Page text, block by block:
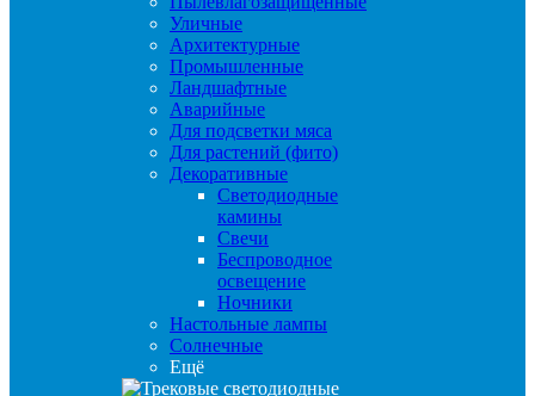
Уличные
Архитектурные
Промышленные
Ландшафтные
Аварийные
Для подсветки мяса
Для растений (фито)
Декоративные
Светодиодные
камины
Свечи
Беспроводное
освещение
Ночники
Настольные лампы
Солнечные
Ещё